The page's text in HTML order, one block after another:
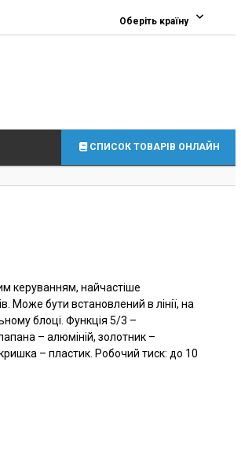
Оберіть країну
СПИСОК ТОВАРІВ ОНЛАЙН
керуванням, найчастіше
Може бути встановлений в лінії, на
блоці. Функція 5/3 –
– алюміній, золотник –
– пластик. Робочий тиск: до 10